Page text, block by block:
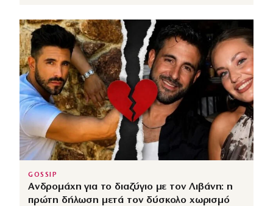
GOSSIP
Ανδρομάχη για το διαζύγιο με τον Λιβάνη: η
πρώτη δήλωση μετά τον δύσκολο χωρισμό